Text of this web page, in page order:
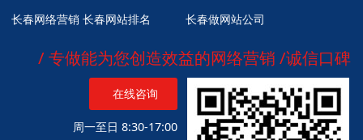
长春网络营销 长春网站排名
长春做网站公司
/ 专做能为您创造效益的网络营销 /诚信口碑
在线咨询
周一至日 8:30-17:00